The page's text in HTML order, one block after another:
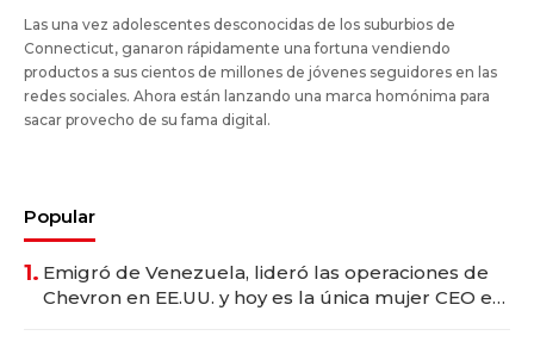
Las una vez adolescentes desconocidas de los suburbios de
Connecticut, ganaron rápidamente una fortuna vendiendo
productos a sus cientos de millones de jóvenes seguidores en las
redes sociales. Ahora están lanzando una marca homónima para
sacar provecho de su fama digital.
Popular
1. Emigró de Venezuela, lideró las operaciones de
Chevron en EE.UU. y hoy es la única mujer CEO en